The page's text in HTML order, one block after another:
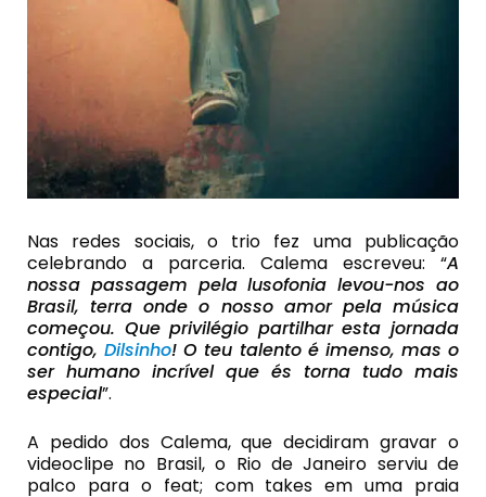
Nas redes sociais, o trio fez uma publicação
celebrando a parceria. Calema escreveu: “A
nossa passagem pela lusofonia levou-nos ao
Brasil, terra onde o nosso amor pela música
começou. Que privilégio partilhar esta jornada
contigo,Dilsinho! O teu talento é imenso, mas o
ser humano incrível que és torna tudo mais
especial”.
A pedido dos Calema, que decidiram gravar o
videoclipe no Brasil, o Rio de Janeiro serviu de
palco para o feat; com takes em uma praia